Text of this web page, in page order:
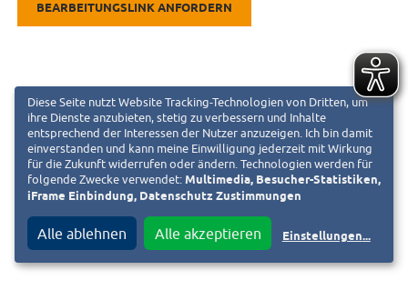
BEARBEITUNGSLINK ANFORDERN
Diese Seite nutzt Website Tracking-Technologien von Dritten, um
ihre Dienste anzubieten, stetig zu verbessern und Inhalte
entsprechend der Interessen der Nutzer anzuzeigen. Ich bin damit
einverstanden und kann meine Einwilligung jederzeit mit Wirkung
für die Zukunft widerrufen oder ändern. Technologien werden für
folgende Zwecke verwendet: Multimedia, Besucher-Statistiken,
iFrame Einbindung, Datenschutz Zustimmungen
Alle ablehnen Alle akzeptieren Einstellungen...